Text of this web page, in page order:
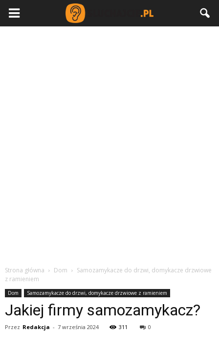
Strona główna Dom
Samozamykacze do drzwi, domykacze drzwiowe
z ramieniem
Dom Samozamykacze do drzwi, domykacze drzwiowe z ramieniem
Jakiej firmy samozamykacz?
Przez Redakcja - 7 września 2024 311 0